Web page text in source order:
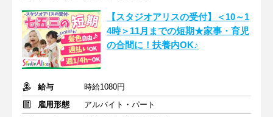
【スタジオアリスの受付】＜10～1
4時＞11月までの短期★家事・育児
の合間に！扶養内OK♪
給与
時給1080円
雇用形態
アルバイト・パート